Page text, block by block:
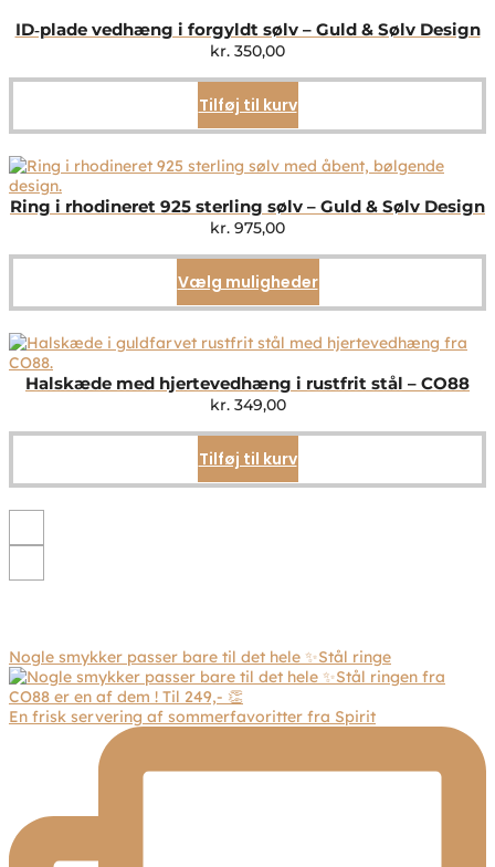
ID‑plade vedhæng i forgyldt sølv – Guld & Sølv Design
kr. 350,00
Tilføj til kurv
Ring i rhodineret 925 sterling sølv – Guld & Sølv Design
kr. 975,00
Vælg mulighederDette
vare
flere
Mulighederne
på
Halskæde med hjertevedhæng i rustfrit stål – CO88
kr.349,00
Tilføj til kurv
Nogle smykker passer bare til det hele ✨Stål ringe
En frisk servering af sommerfavoritter fra Spirit